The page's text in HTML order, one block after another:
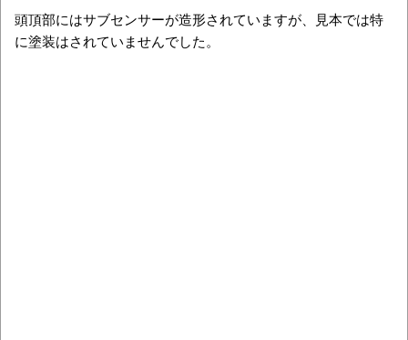
頭頂部にはサブセンサーが造形されていますが、見本では特
に塗装はされていませんでした。